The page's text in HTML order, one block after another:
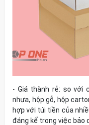
- Giá thành rẻ: so với
nhựa, hộp gỗ, hộp
hợp với túi tiền của
đáng kể trong việc bảo